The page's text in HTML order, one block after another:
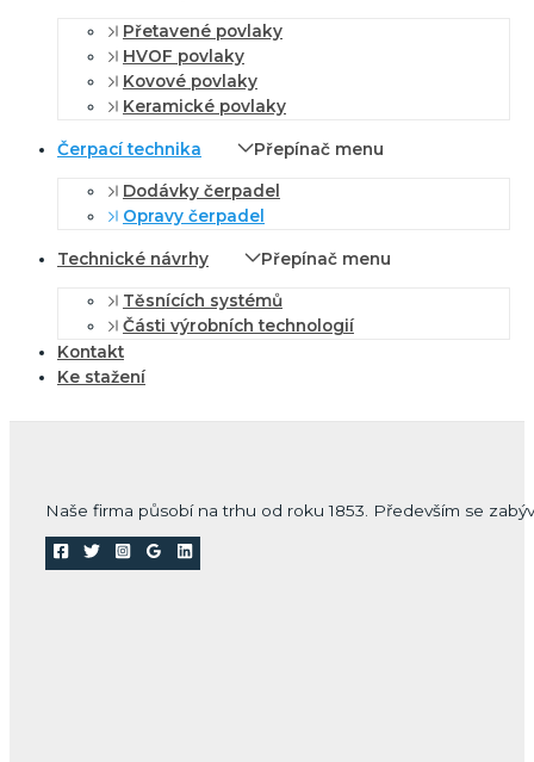
Přetavené povlaky
HVOF povlaky
Kovové povlaky
Keramické povlaky
Čerpací technika Přepínač menu
Dodávky čerpadel
Opravy čerpadel
Technické návrhy Přepínač menu
Těsnících systémů
Části výrobních technologií
Kontakt
Ke stažení
Naše firma působí na trhu od roku 1853. Především se